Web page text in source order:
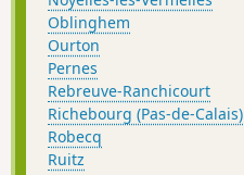
Oblinghem
Ourton
Pernes
Rebreuve-Ranchicourt
Richebourg (Pas-de-Calais)
Robecq
Ruitz